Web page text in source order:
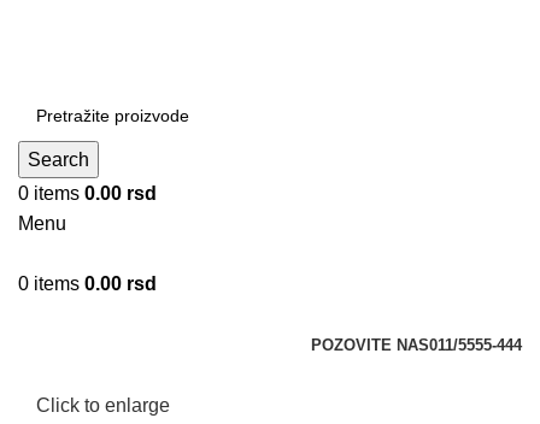
Search
0 items 0.00 rsd
Menu
0 items 0.00 rsd
POZOVITE NAS011/5555-444
Click to enlarge